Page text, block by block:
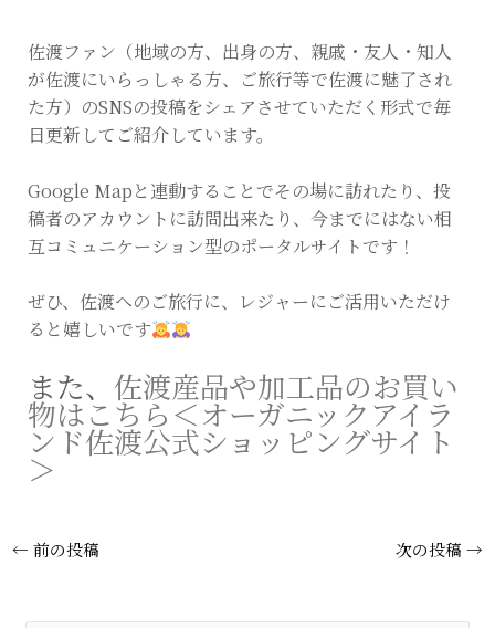
佐渡ファン（地域の方、出身の方、親戚・友人・知人
が佐渡にいらっしゃる方、ご旅行等で佐渡に魅了され
た方）のSNSの投稿をシェアさせていただく形式で毎
日更新してご紹介しています。
Google Mapと連動することでその場に訪れたり、投
稿者のアカウントに訪問出来たり、今までにはない相
互コミュニケーション型のポータルサイトです！
ぜひ、佐渡へのご旅行に、レジャーにご活用いただけ
ると嬉しいです
また、 佐渡産品や加工品のお買い
物はこちら＜オーガニックアイラ
ンド佐渡公式ショッピングサイト
＞
← 前の投稿 次の投稿→